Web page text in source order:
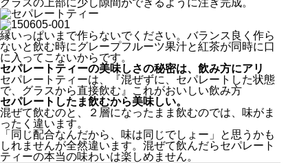
縁いっぱいまで作らないでください。バランス良く作ら
ないと飲む時にグレープフルーツ果汁と紅茶が同時に口
に入ってこないからです。
セパレートティーの美味しさの秘密は、飲み方にアリ
セパレートティーは、『混ぜずに、セパレートした状態
で、グラスから直接飲む』これがおいしい飲み方
セパレートしたま飲むから美味しい。
混ぜて飲むのと、２層になったまま飲むのでは、味がま
ったく違います。
「同じ配合なんだから、味は同じでしょー」と思うかも
しれませんが全然違います。混ぜて飲んだらセパレート
ティーの本当の味わいは楽しめません。